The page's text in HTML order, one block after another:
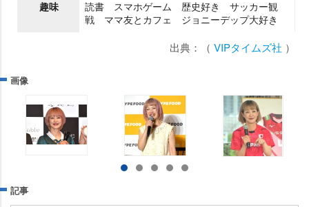
趣味
読書 スマホゲーム 歴史好き サッカー観
戦 ママ友とカフェ ジョニーデップ大好き
出典：（ VIPタイムズ社 ）
画像
記事